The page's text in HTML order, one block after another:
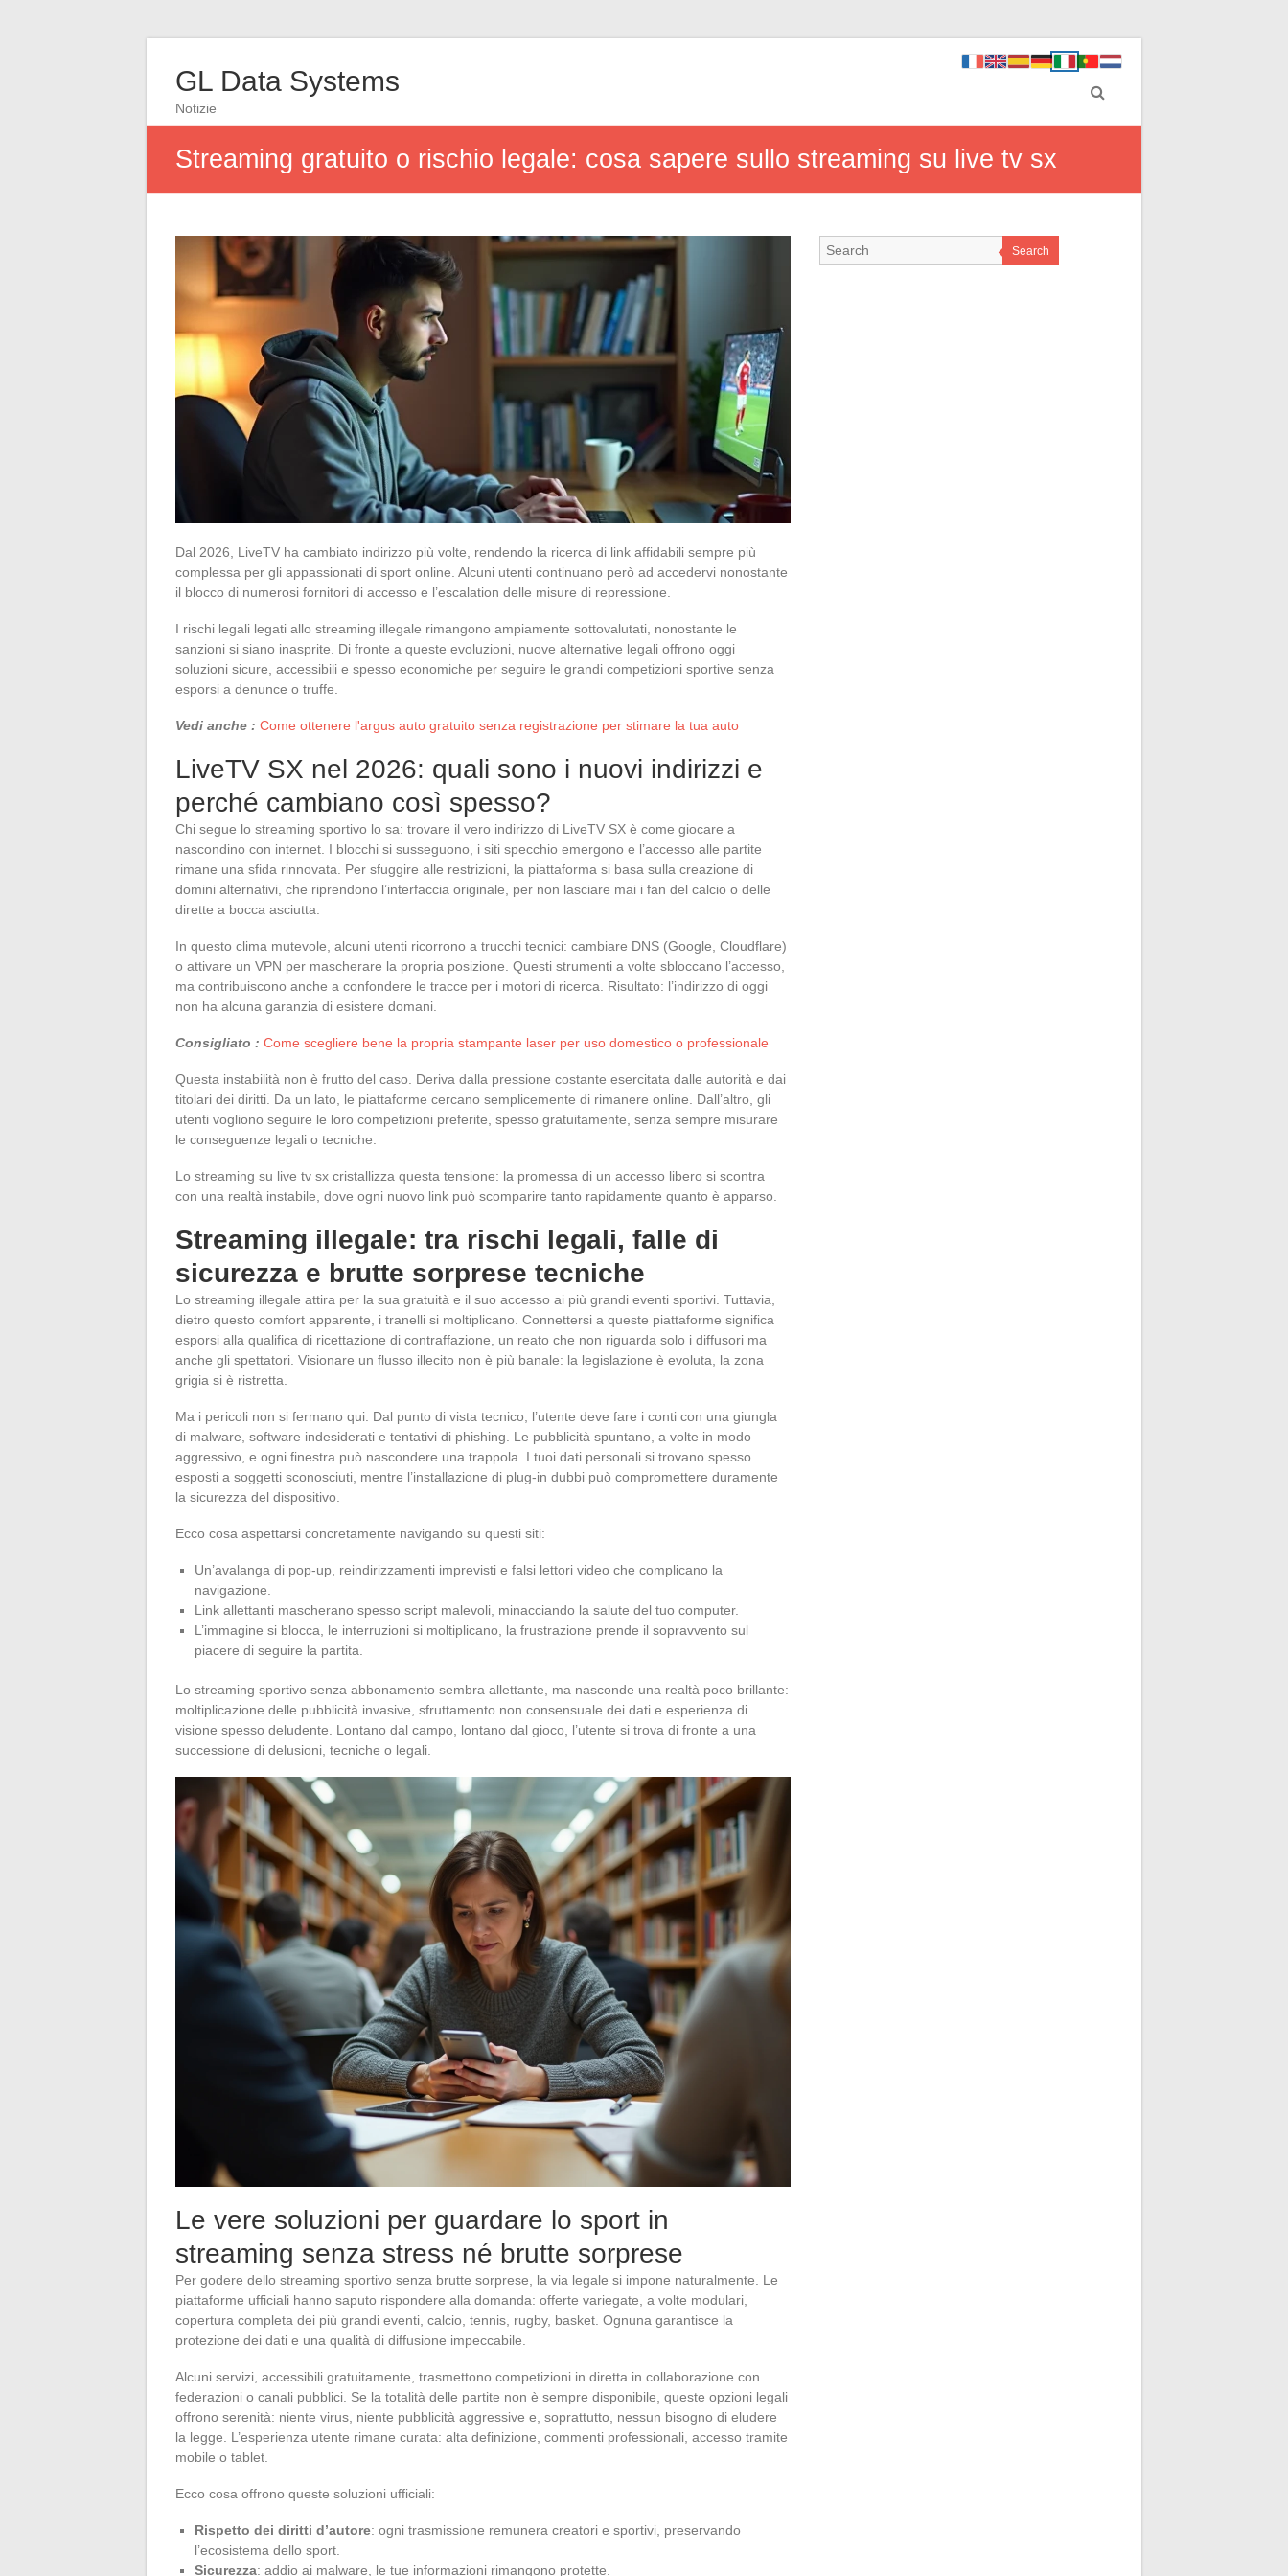
GL Data Systems
Notizie
Streaming gratuito o rischio legale: cosa sapere sullo streaming su live tv sx
Dal 2026, LiveTV ha cambiato indirizzo più volte, rendendo la ricerca di link affidabili sempre più
complessa per gli appassionati di sport online. Alcuni utenti continuano però ad accedervi nonostante
il blocco di numerosi fornitori di accesso e l’escalation delle misure di repressione.
I rischi legali legati allo streaming illegale rimangono ampiamente sottovalutati, nonostante le
sanzioni si siano inasprite. Di fronte a queste evoluzioni, nuove alternative legali offrono oggi
soluzioni sicure, accessibili e spesso economiche per seguire le grandi competizioni sportive senza
esporsi a denunce o truffe.
Vedi anche : Come ottenere l'argus auto gratuito senza registrazione per stimare la tua auto
LiveTV SX nel 2026: quali sono i nuovi indirizzi e
perché cambiano così spesso?
Chi segue lo streaming sportivo lo sa: trovare il vero indirizzo di LiveTV SX è come giocare a
nascondino con internet. I blocchi si susseguono, i siti specchio emergono e l’accesso alle partite
rimane una sfida rinnovata. Per sfuggire alle restrizioni, la piattaforma si basa sulla creazione di
domini alternativi, che riprendono l’interfaccia originale, per non lasciare mai i fan del calcio o delle
dirette a bocca asciutta.
In questo clima mutevole, alcuni utenti ricorrono a trucchi tecnici: cambiare DNS (Google, Cloudflare)
o attivare un VPN per mascherare la propria posizione. Questi strumenti a volte sbloccano l’accesso,
ma contribuiscono anche a confondere le tracce per i motori di ricerca. Risultato: l’indirizzo di oggi
non ha alcuna garanzia di esistere domani.
Consigliato : Come scegliere bene la propria stampante laser per uso domestico o professionale
Questa instabilità non è frutto del caso. Deriva dalla pressione costante esercitata dalle autorità e dai
titolari dei diritti. Da un lato, le piattaforme cercano semplicemente di rimanere online. Dall’altro, gli
utenti vogliono seguire le loro competizioni preferite, spesso gratuitamente, senza sempre misurare
le conseguenze legali o tecniche.
Lo streaming su live tv sx cristallizza questa tensione: la promessa di un accesso libero si scontra
con una realtà instabile, dove ogni nuovo link può scomparire tanto rapidamente quanto è apparso.
Streaming illegale: tra rischi legali, falle di
sicurezza e brutte sorprese tecniche
Lo streaming illegale attira per la sua gratuità e il suo accesso ai più grandi eventi sportivi. Tuttavia,
dietro questo comfort apparente, i tranelli si moltiplicano. Connettersi a queste piattaforme significa
esporsi alla qualifica di ricettazione di contraffazione, un reato che non riguarda solo i diffusori ma
anche gli spettatori. Visionare un flusso illecito non è più banale: la legislazione è evoluta, la zona
grigia si è ristretta.
Ma i pericoli non si fermano qui. Dal punto di vista tecnico, l’utente deve fare i conti con una giungla
di malware, software indesiderati e tentativi di phishing. Le pubblicità spuntano, a volte in modo
aggressivo, e ogni finestra può nascondere una trappola. I tuoi dati personali si trovano spesso
esposti a soggetti sconosciuti, mentre l’installazione di plug-in dubbi può compromettere duramente
la sicurezza del dispositivo.
Ecco cosa aspettarsi concretamente navigando su questi siti:
Un’avalanga di pop-up, reindirizzamenti imprevisti e falsi lettori video che complicano la
navigazione.
Link allettanti mascherano spesso script malevoli, minacciando la salute del tuo computer.
L’immagine si blocca, le interruzioni si moltiplicano, la frustrazione prende il sopravvento sul
piacere di seguire la partita.
Lo streaming sportivo senza abbonamento sembra allettante, ma nasconde una realtà poco brillante:
moltiplicazione delle pubblicità invasive, sfruttamento non consensuale dei dati e esperienza di
visione spesso deludente. Lontano dal campo, lontano dal gioco, l’utente si trova di fronte a una
successione di delusioni, tecniche o legali.
Le vere soluzioni per guardare lo sport in
streaming senza stress né brutte sorprese
Per godere dello streaming sportivo senza brutte sorprese, la via legale si impone naturalmente. Le
piattaforme ufficiali hanno saputo rispondere alla domanda: offerte variegate, a volte modulari,
copertura completa dei più grandi eventi, calcio, tennis, rugby, basket. Ognuna garantisce la
protezione dei dati e una qualità di diffusione impeccabile.
Alcuni servizi, accessibili gratuitamente, trasmettono competizioni in diretta in collaborazione con
federazioni o canali pubblici. Se la totalità delle partite non è sempre disponibile, queste opzioni legali
offrono serenità: niente virus, niente pubblicità aggressive e, soprattutto, nessun bisogno di eludere
la legge. L’esperienza utente rimane curata: alta definizione, commenti professionali, accesso tramite
mobile o tablet.
Ecco cosa offrono queste soluzioni ufficiali:
Rispetto dei diritti d’autore: ogni trasmissione remunera creatori e sportivi, preservando
l’ecosistema dello sport.
Sicurezza: addio ai malware, le tue informazioni rimangono protette.
Search